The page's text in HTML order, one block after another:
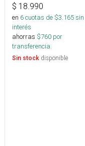
$ 18.990
en 6cuotas de $3.165sin
interés
ahorras $760 por
transferencia.
Sin stock disponible